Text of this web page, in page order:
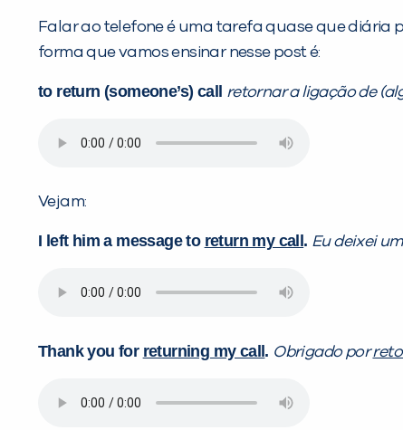
Falar ao telefone é uma tarefa quase que diária
forma que vamos ensinar nesse post é:
to return (someone’s) call retornar a ligação de
Vejam:
I left him a message to return my call. Eu deixei
Thank you for returning my call. Obrigado por